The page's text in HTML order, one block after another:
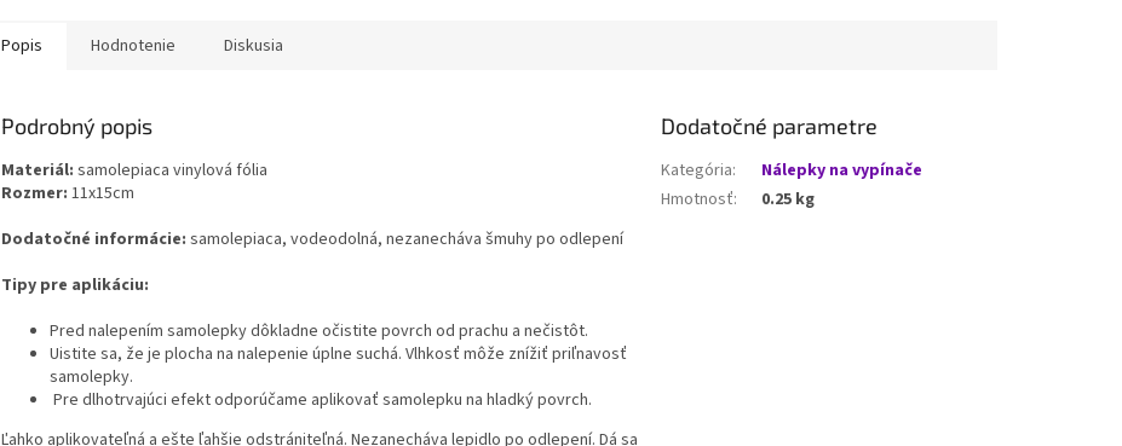
Popis Hodnotenie Diskusia
Podrobný popis
Materiál: samolepiaca vinylová fólia
Rozmer: 11x15cm
Dodatočné informácie: samolepiaca, vodeodolná, nezanecháva šmuhy po odlepení
Tipy pre aplikáciu:
Pred nalepením samolepky dôkladne očistite povrch od prachu a nečistôt.
Uistite sa, že je plocha na nalepenie úplne suchá. Vlhkosť môže znížiť priľnavosť
samolepky.
Pre dlhotrvajúci efekt odporúčame aplikovať samolepku na hladký povrch.
Ľahko aplikovateľná a ešte ľahšie odstrániteľná. Nezanecháva lepidlo po odlepení. Dá sa
Dodatočné parametre
Kategória:
Nálepky na vypínače
Hmotnosť: 0.25 kg